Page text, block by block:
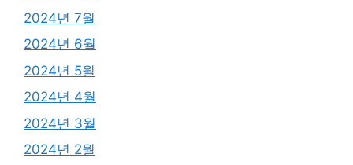
2024년 7월
2024년 6월
2024년 5월
2024년 4월
2024년 3월
2024년 2월